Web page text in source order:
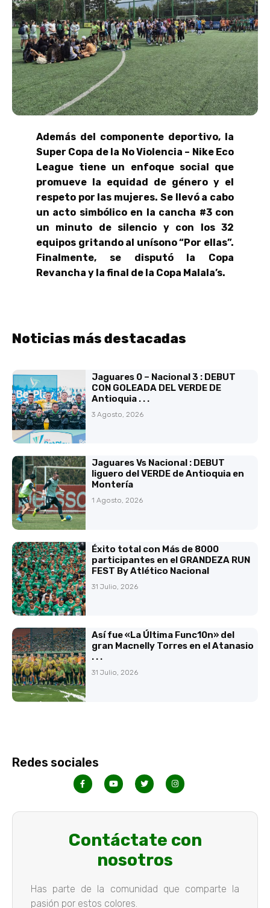
Además del componente deportivo, la
Super Copa de la No Violencia – Nike Eco
League tiene un enfoque social que
promueve la equidad de género y el
respeto por las mujeres. Se llevó a cabo
un acto simbólico en la cancha #3 con
un minuto de silencio y con los 32
equipos gritando al unísono “Por ellas”.
Finalmente, se disputó la Copa
Revancha y la final de la Copa Malala’s.
Noticias más destacadas
Jaguares 0 – Nacional 3 : DEBUT
CON GOLEADA DEL VERDE DE
Antioquia . . .
3 Agosto, 2026
Jaguares Vs Nacional : DEBUT
liguero del VERDE de Antioquia en
Montería
1 Agosto, 2026
Éxito total con Más de 8000
participantes en el GRANDEZA RUN
FEST By Atlético Nacional
31 Julio, 2026
Así fue «La Última Func10n» del
gran Macnelly Torres en el Atanasio
. . .
31 Julio, 2026
Redes sociales
Contáctate con
nosotros
Has parte de la comunidad que comparte la
pasión por estos colores.